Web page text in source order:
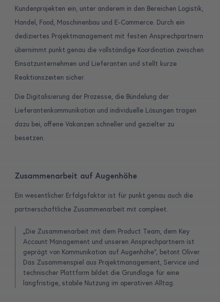
Kundenprojekten ein, unter anderem in den Bereichen Logistik,
Handel, Food, Maschinenbau und E-Commerce. Durch ein
dediziertes Projektmanagement mit festen Ansprechpartnern
übernimmt punkt.genau die vollständige Koordination zwischen
Einsatzunternehmen und Lieferanten und stellt kurze
Reaktionszeiten sicher.
Die Digitalisierung der Prozesse, die Bündelung der
Lieferantenkommunikation und individuelle Lösungen tragen
dazu bei, offene Vakanzen schneller und gezielter zu
besetzen.
Zusammenarbeit auf Augenhöhe
Ein wesentlicher Erfolgsfaktor ist für punkt.genau auch die
partnerschaftliche Zusammenarbeit mit compleet.
„Die Zusammenarbeit mit dem Product Team, dem Key
Account Management und unseren Ansprechpartnern ist
geprägt von Kommunikation auf Augenhöhe“, betont Oliver.
Das Zusammenspiel aus Projektmanagement, Service und
technischer Plattform bildet die Grundlage für eine
langfristige, stabile Nutzung im operativen Alltag.